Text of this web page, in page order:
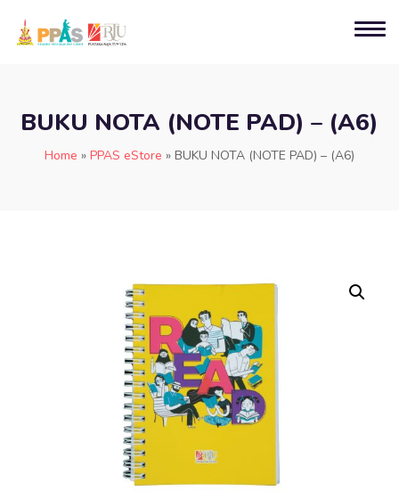
BUKU NOTA (NOTE PAD) – (A6)
Home » PPAS eStore » BUKU NOTA (NOTE PAD) – (A6)